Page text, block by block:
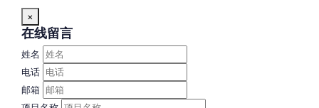
×
在线留言
姓名
电话
邮箱